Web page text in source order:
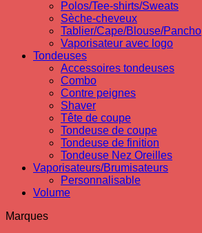
Polos/Tee-shirts/Sweats
Sèche-cheveux
Tablier/Cape/Blouse/Pancho
Vaporisateur avec logo
Tondeuses
Accessoires tondeuses
Combo
Contre peignes
Shaver
Tête de coupe
Tondeuse de coupe
Tondeuse de finition
Tondeuse Nez Oreilles
Vaporisateurs/Brumisateurs
Personnalisable
Volume
Marques